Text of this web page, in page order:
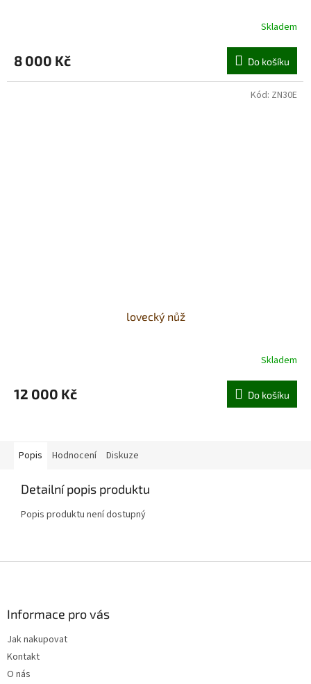
Skladem
8 000 Kč Do košíku
lovecký nůž
Skladem
12 000 Kč Do košíku
Kód: ZN30E
Popis Hodnocení Diskuze
Detailní popis produktu
Popis produktu není dostupný
Informace pro vás
Jak nakupovat
Kontakt
O nás